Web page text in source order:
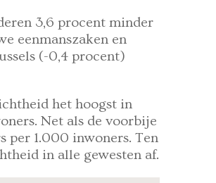
3,6 procent minder
eenmanszaken en
(-0,4 procent)
het hoogst in
Net als de voorbije
per 1.000 inwoners. Ten
in alle gewesten af.